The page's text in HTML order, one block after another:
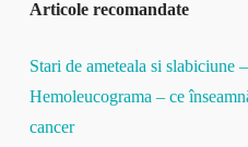
Articole recomandate
Stari de ameteala si slabiciune
Hemoleucograma – ce
cancer